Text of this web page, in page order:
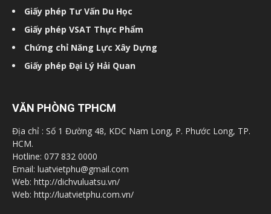
Giấy phép Tư Vấn Du Học
Giấy phép VSAT Thực Phẩm
Chứng chỉ Năng Lực Xây Dựng
Giấy phép Đại Lý Hải Quan
VĂN PHÒNG TPHCM
Địa chỉ : Số 1 Đường 48, KDC Nam Long, P. Phước Long, TP.
HCM.
Hotline: 077 832 0000
Email: luatvietphu@gmail.com
Web: http://dichvuluatsu.vn/
Web: http://luatvietphu.com.vn/